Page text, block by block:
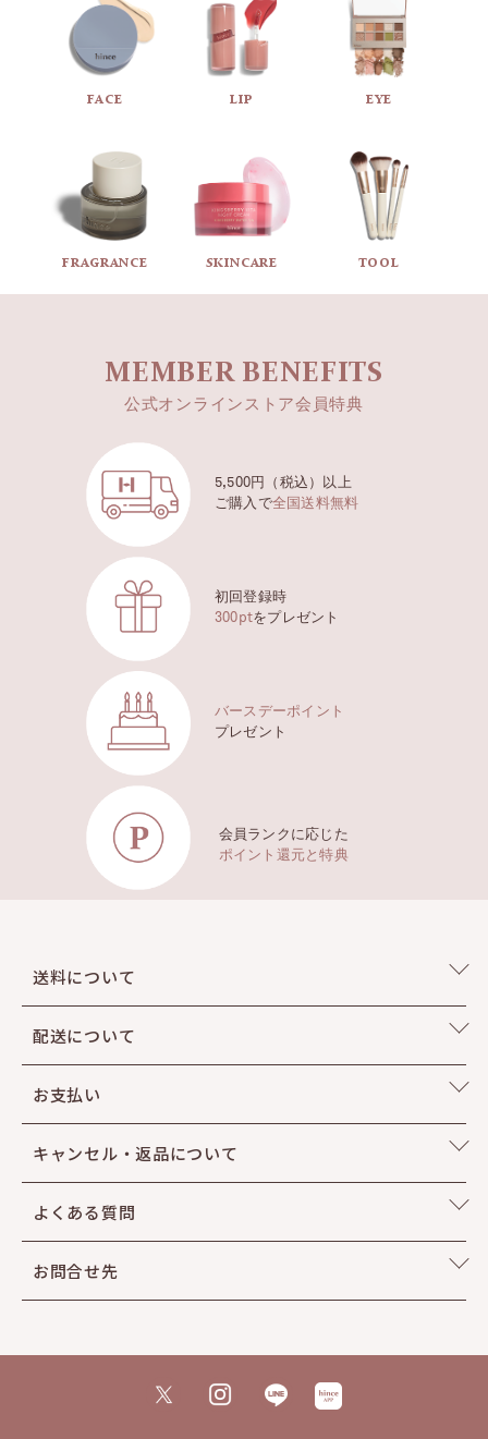
FACE LIP EYE
FRAGRANCE SKINCARE TOOL
MEMBER BENEFITS
公式オンラインストア会員特典
5,500円（税込）以上
ご購入で全国送料無料
初回登録時
300ptをプレゼント
バースデーポイント
プレゼント
会員ランクに応じた
ポイント還元と特典
送料について
配送について
お支払い
キャンセル・返品について
よくある質問
お問合せ先